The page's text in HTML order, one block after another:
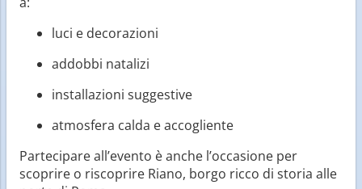
luci e decorazioni
addobbi natalizi
installazioni suggestive
atmosfera calda e accogliente
Partecipare all’evento è anche l’occasione per
scoprire o riscoprire Riano, borgo ricco di storia alle